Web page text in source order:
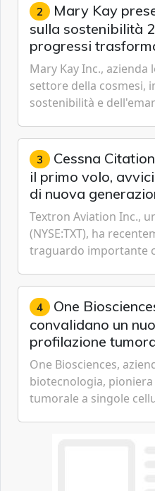
2 Mary Kay
sulla sostenibilità
progressi
livello globale
economica e
Mary Kay Inc., azienda
settore della cosmesi,
sostenibilità e
sostenibilità 2026, una
3 Cessna Citation CJ3 Gen3 completa
il primo volo,
di nuova
certificazione
Textron Aviation Inc.,
(NYSE:TXT), ha
traguardo importante
Gen3, avvicinando i...
4 One Biosciences annuncia dati che
convalidano un
profilazione
singole cellule da
One Biosciences,
biotecnologia,
tumorale a singole